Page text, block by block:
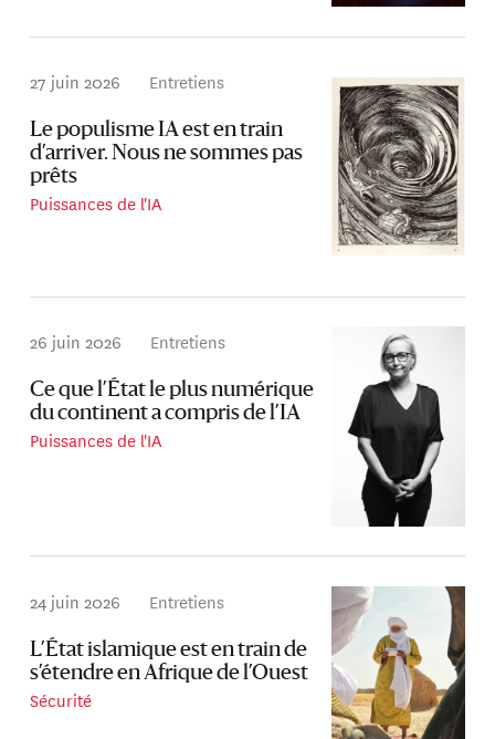
27 juin 2026 Entretiens
Le populisme IA est en train
d’arriver. Nous ne sommes pas
prêts
Puissances de l'IA
26 juin 2026 Entretiens
Ce que l’État le plus numérique
du continent a compris de l’IA
Puissances de l'IA
24 juin 2026 Entretiens
L’État islamique est en train de
s’étendre en Afrique de l’Ouest
Sécurité